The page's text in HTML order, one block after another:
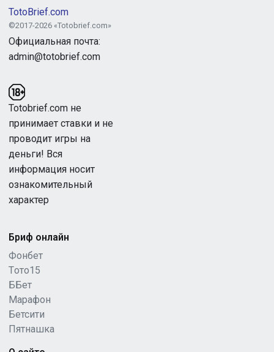
TotoBrief.com
©2017-2026 «Totobrief.com»
Официальная почта:
admin@totobrief.com
Totobrief.com не
принимает ставки и не
проводит игры на
деньги! Вся
информация носит
ознакомительный
характер
Бриф онлайн
Фонбет
Tото15
ББет
Марафон
Бетсити
Пятнашка